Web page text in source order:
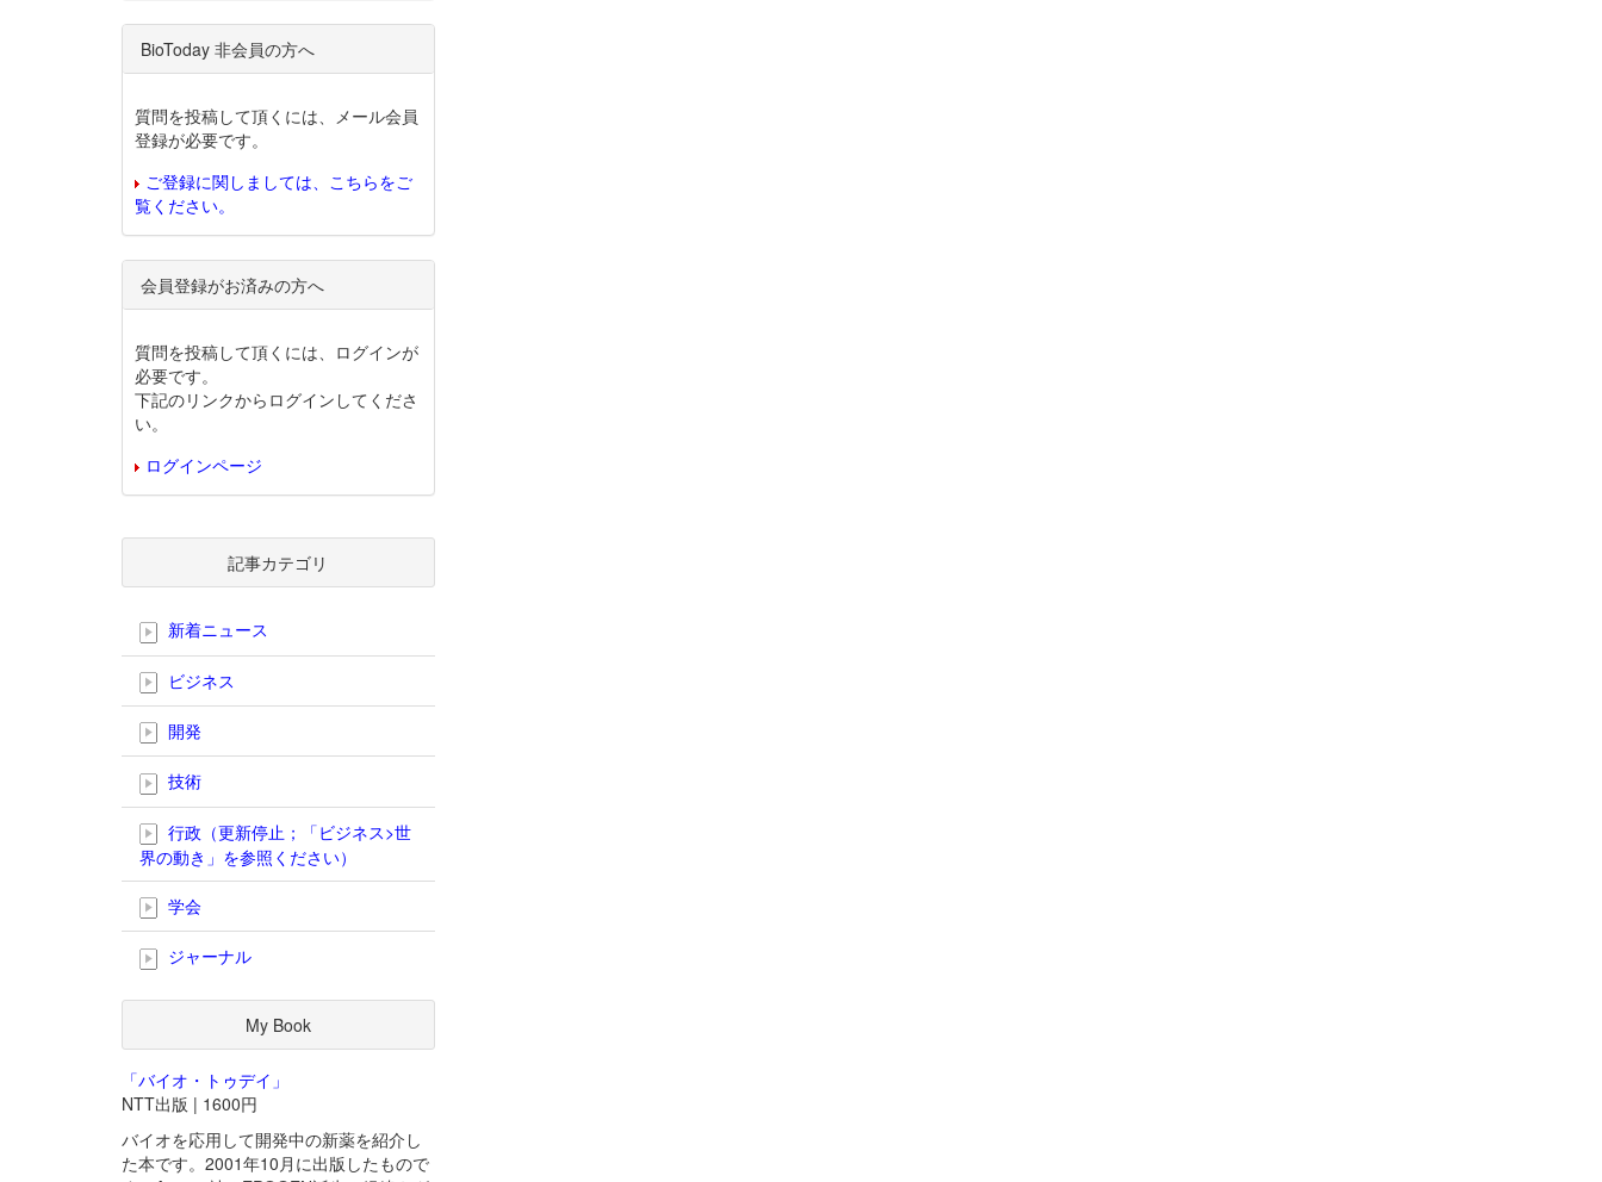
BioToday 非会員の方へ
質問を投稿して頂くには、メール会員
登録が必要です。
ご登録に関しましては、こちらをご
覧ください。
会員登録がお済みの方へ
質問を投稿して頂くには、ログインが
必要です。
下記のリンクからログインしてくださ
い。
ログインページ
記事カテゴリ
新着ニュース
ビジネス
開発
技術
行政（更新停止；「ビジネス>世
界の動き」を参照ください）
学会
ジャーナル
My Book
「バイオ・トゥデイ」
NTT出版 | 1600円
バイオを応用して開発中の新薬を紹介し
た本です。2001年10月に出版したもので